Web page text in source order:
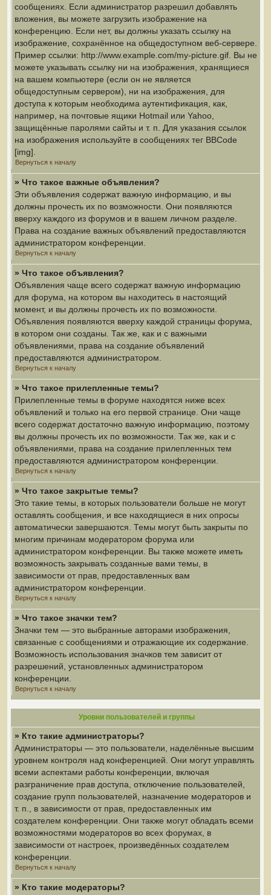
сообщениях. Если администратор разрешил добавлять
вложения, вы можете загрузить изображение на
конференцию. Если нет, вы должны указать ссылку на
изображение, сохранённое на общедоступном веб-сервере.
Пример ссылки: http://www.example.com/my-picture.gif. Вы не
можете указывать ссылку ни на изображения, хранящиеся
на вашем компьютере (если он не является
общедоступным сервером), ни на изображения, для
доступа к которым необходима аутентификация, как,
например, на почтовые ящики Hotmail или Yahoo,
защищённые паролями сайты и т. п. Для указания ссылок
на изображения используйте в сообщениях тег BBCode
[img].
Вернуться к началу
» Что такое важные объявления?
Эти объявления содержат важную информацию, и вы
должны прочесть их по возможности. Они появляются
вверху каждого из форумов и в вашем личном разделе.
Права на создание важных объявлений предоставляются
администратором конференции.
Вернуться к началу
» Что такое объявления?
Объявления чаще всего содержат важную информацию
для форума, на котором вы находитесь в настоящий
момент, и вы должны прочесть их по возможности.
Объявления появляются вверху каждой страницы форума,
в котором они созданы. Так же, как и с важными
объявлениями, права на создание объявлений
предоставляются администратором.
Вернуться к началу
» Что такое прилепленные темы?
Прилепленные темы в форуме находятся ниже всех
объявлений и только на его первой странице. Они чаще
всего содержат достаточно важную информацию, поэтому
вы должны прочесть их по возможности. Так же, как и с
объявлениями, права на создание прилепленных тем
предоставляются администратором конференции.
Вернуться к началу
» Что такое закрытые темы?
Это такие темы, в которых пользователи больше не могут
оставлять сообщения, и все находящиеся в них опросы
автоматически завершаются. Темы могут быть закрыты по
многим причинам модератором форума или
администратором конференции. Вы также можете иметь
возможность закрывать созданные вами темы, в
зависимости от прав, предоставленных вам
администратором конференции.
Вернуться к началу
» Что такое значки тем?
Значки тем — это выбранные авторами изображения,
связанные с сообщениями и отражающие их содержание.
Возможность использования значков тем зависит от
разрешений, установленных администратором
конференции.
Вернуться к началу
Уровни пользователей и группы
» Кто такие администраторы?
Администраторы — это пользователи, наделённые высшим
уровнем контроля над конференцией. Они могут управлять
всеми аспектами работы конференции, включая
разграничение прав доступа, отключение пользователей,
создание групп пользователей, назначение модераторов и
т. п., в зависимости от прав, предоставленных им
создателем конференции. Они также могут обладать всеми
возможностями модераторов во всех форумах, в
зависимости от настроек, произведённых создателем
конференции.
Вернуться к началу
» Кто такие модераторы?